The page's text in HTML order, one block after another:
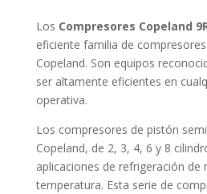
Los Compresores Copeland
eficiente familia de
Copeland. Son equipos
ser altamente eficientes en
operativa.
Los compresores de pistón
Copeland, de 2, 3, 4, 6 y 8
aplicaciones de refrigeración de
temperatura. Esta serie de